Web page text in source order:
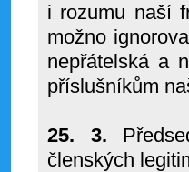
i rozumu naší
možno
nepřátelská a
příslušníkům
25. 3.
členských